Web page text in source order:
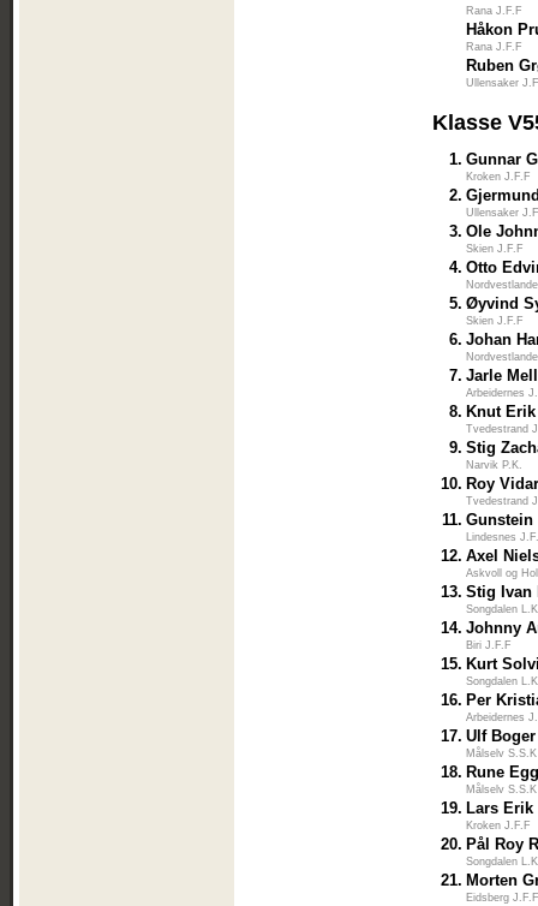
Rana J.F.F
Håkon
Rana J.F.F
Ruben
Ullensaker
Klasse
1. Gunnar
Kroken J.F.F
2.
Ullensaker
3. Ole
Skien J.F.F
4. Otto
5. Øyvind
Skien J.F.F
6. Johan
7. Jarle
Arbeidernes
8. Knut
Tvedestrand
9. Stig
Narvik P.K.
10. Roy
Tvedestrand
11. Gunstein
Lindesnes
12. Axel
Askvoll og
13. Stig Ivan
Songdalen
14. Johnny
Biri J.F.F
15. Kurt
Songdalen
16. Per
Arbeidernes
17. Ulf Boger
Målselv S.S.K
18. Rune
Målselv S.S.K
19. Lars
Kroken J.F.F
20. Pål Roy
Songdalen
21. Morten
Eidsberg